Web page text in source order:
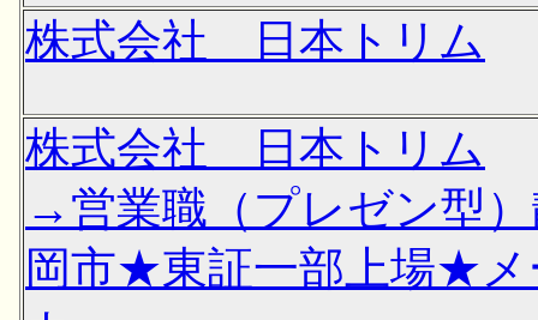
株式会社 日本トリム
株式会社 日本トリム
→営業職（プレゼン型
岡市★東証一部上場★メ